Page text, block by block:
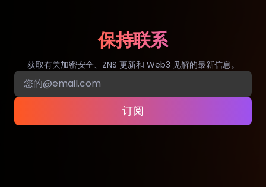
保持联系
获取有关加密安全、ZNS 更新和 Web3 见解的最新信息。
订阅